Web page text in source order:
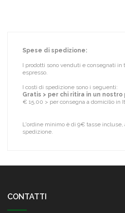
Spese di spedizione:
I prodotti sono venduti e consegnati
espresso.
I costi di spedizione sono i seguenti:
Gratis > per chi ritira in un
€ 15,00 > per consegna a domicilio in
L'ordine minimo è di 9€ tasse incluse,
spedizione.
CONTATTI